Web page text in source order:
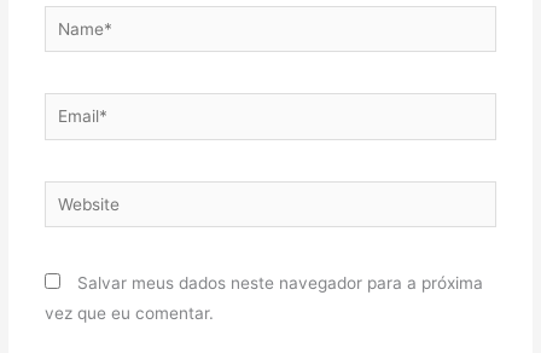
Name*
Email*
Website
Salvar meus dados neste navegador para a próxima
vez que eu comentar.